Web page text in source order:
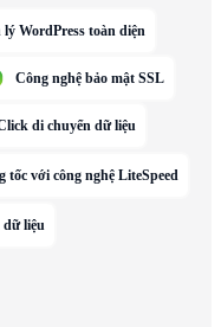
lý WordPress toàn diện
Công nghệ bảo mật SSL
di chuyển dữ liệu
tốc với công nghệ LiteSpeed
dữ liệu